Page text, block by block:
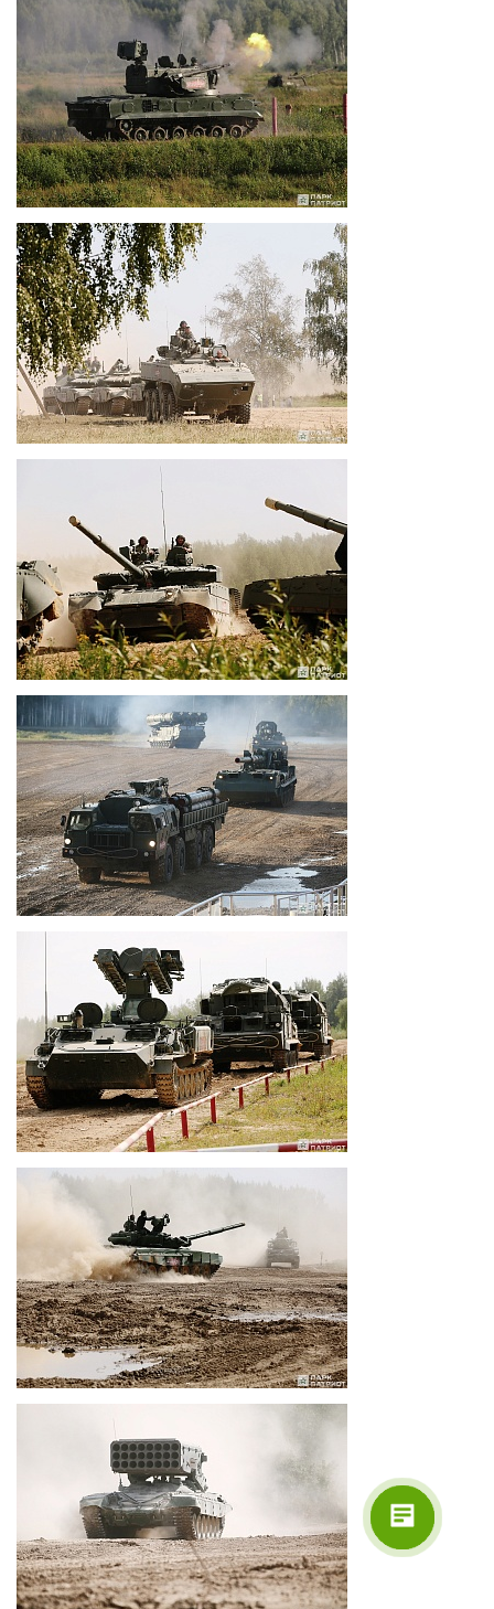
Поддержка
Здравствуйте! Напишите мне,
если у Вас появятся вопросы.